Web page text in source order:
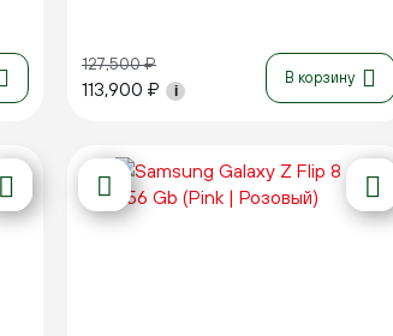
127,500₽
113,900 ₽ i
В корзину